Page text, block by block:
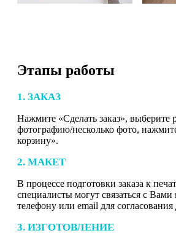
Этапы работы
1. ЗАКАЗ
Нажмите «Сделать заказ», выберите
фотографию/несколько фото,
корзину».
2. МАКЕТ
В процессе подготовки заказа к
специалисты могут связаться с
телефону или email для согласования
3. ИЗГОТОВЛЕНИЕ